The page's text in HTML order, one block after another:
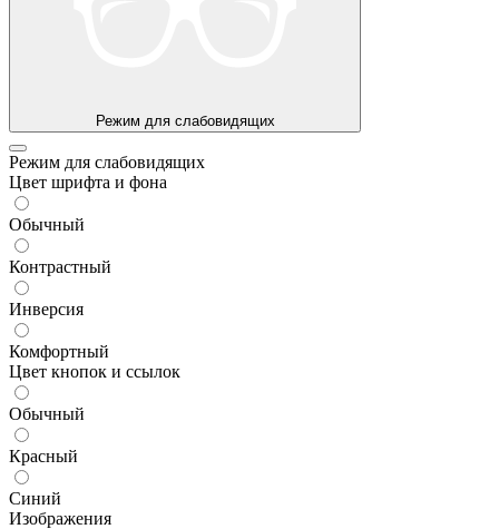
Режим для слабовидящих
Режим для слабовидящих
Цвет шрифта и фона
Обычный
Контрастный
Инверсия
Комфортный
Цвет кнопок и ссылок
Обычный
Красный
Синий
Изображения